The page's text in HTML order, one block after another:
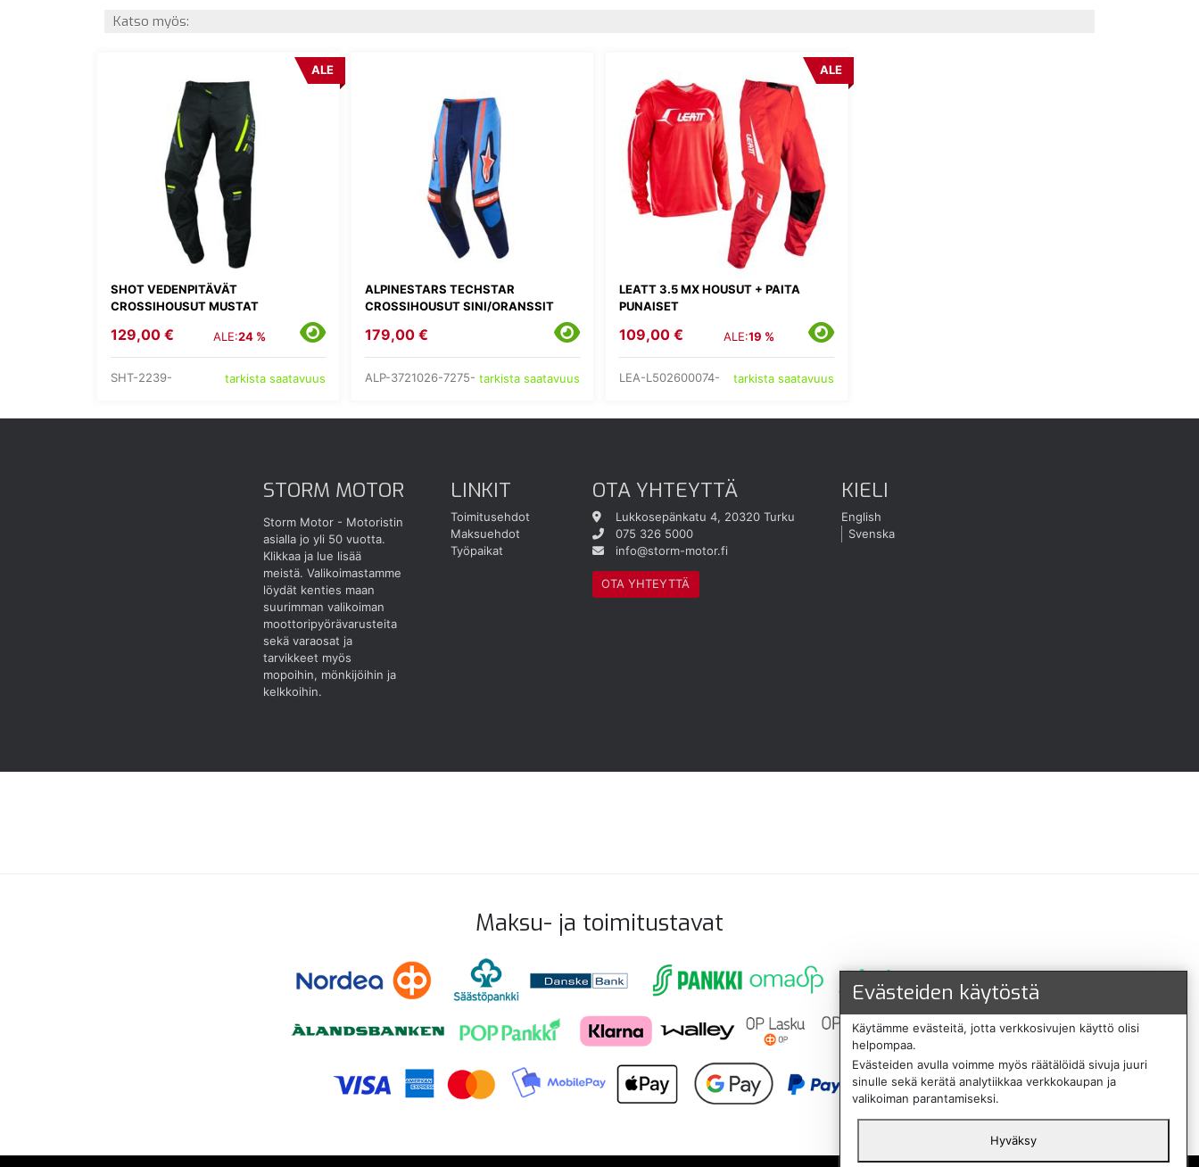
Katso myös:
SHOT VEDENPITÄVÄT
CROSSIHOUSUT MUSTAT
ALE
129,00 € ALE:24 %
SHT-2239- tarkista saatavuus
ALPINESTARS TECHSTAR
CROSSIHOUSUT SINI/ORANSSIT
179,00 €
ALP-3721026-7275- tarkista saatavuus
LEATT 3.5 MX HOUSUT + PAITA
PUNAISET
ALE
109,00 € ALE:19 %
LEA-L502600074- tarkista saatavuus
STORM MOTOR
Storm Motor - Motoristin
asialla jo yli 50 vuotta.
Klikkaa ja lue lisää
meistä. Valikoimastamme
löydät kenties maan
suurimman valikoiman
moottoripyörävarusteita
sekä varaosat ja
tarvikkeet myös
mopoihin, mönkijöihin ja
kelkkoihin.
LINKIT
Toimitusehdot
Maksuehdot
Työpaikat
OTA YHTEYTTÄ
Lukkosepänkatu 4, 20320 Turku
075 326 5000
info@storm-motor.fi
OTA YHTEYTTÄ
KIELI
English
Svenska
Maksu- ja toimitustavat
Evästeiden käytöstä
Käytämme evästeitä, jotta verkkosivujen käyttö olisi
helpompaa.
Evästeiden avulla voimme myös räätälöidä sivuja juuri
sinulle sekä kerätä analytiikkaa verkkokaupan ja
valikoiman parantamiseksi.
Hyväksy